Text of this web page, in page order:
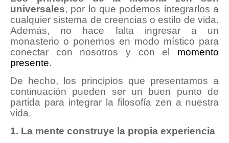
universales, por lo que podemos integrarlos a
cualquier sistema de creencias o estilo de vida.
Además, no hace falta ingresar a un
monasterio o ponernos en modo místico para
conectar con nosotros y con el momento
presente.
De hecho, los principios que presentamos a
continuación pueden ser un buen punto de
partida para integrar la filosofía zen a nuestra
vida.
1. La mente construye la propia experiencia